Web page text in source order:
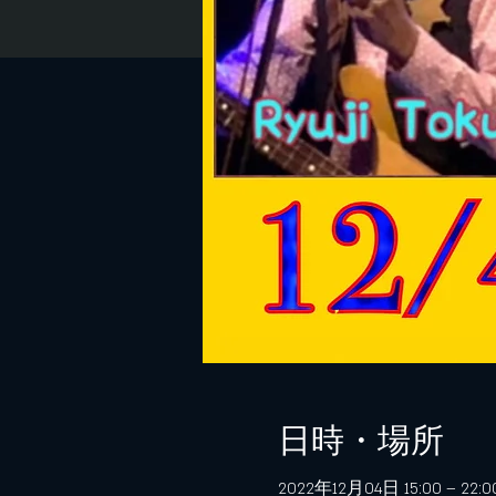
日時・場所
2022年12月04日 15:00 –